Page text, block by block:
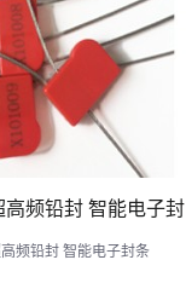
多
频铅封 智能电子封
频铅封 智能电子封条